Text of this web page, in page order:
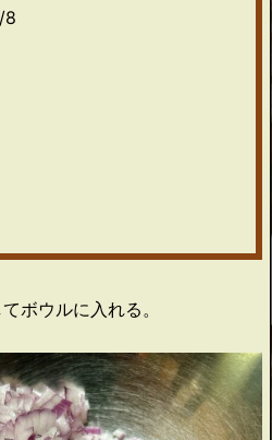
8
ボウルに入れる。